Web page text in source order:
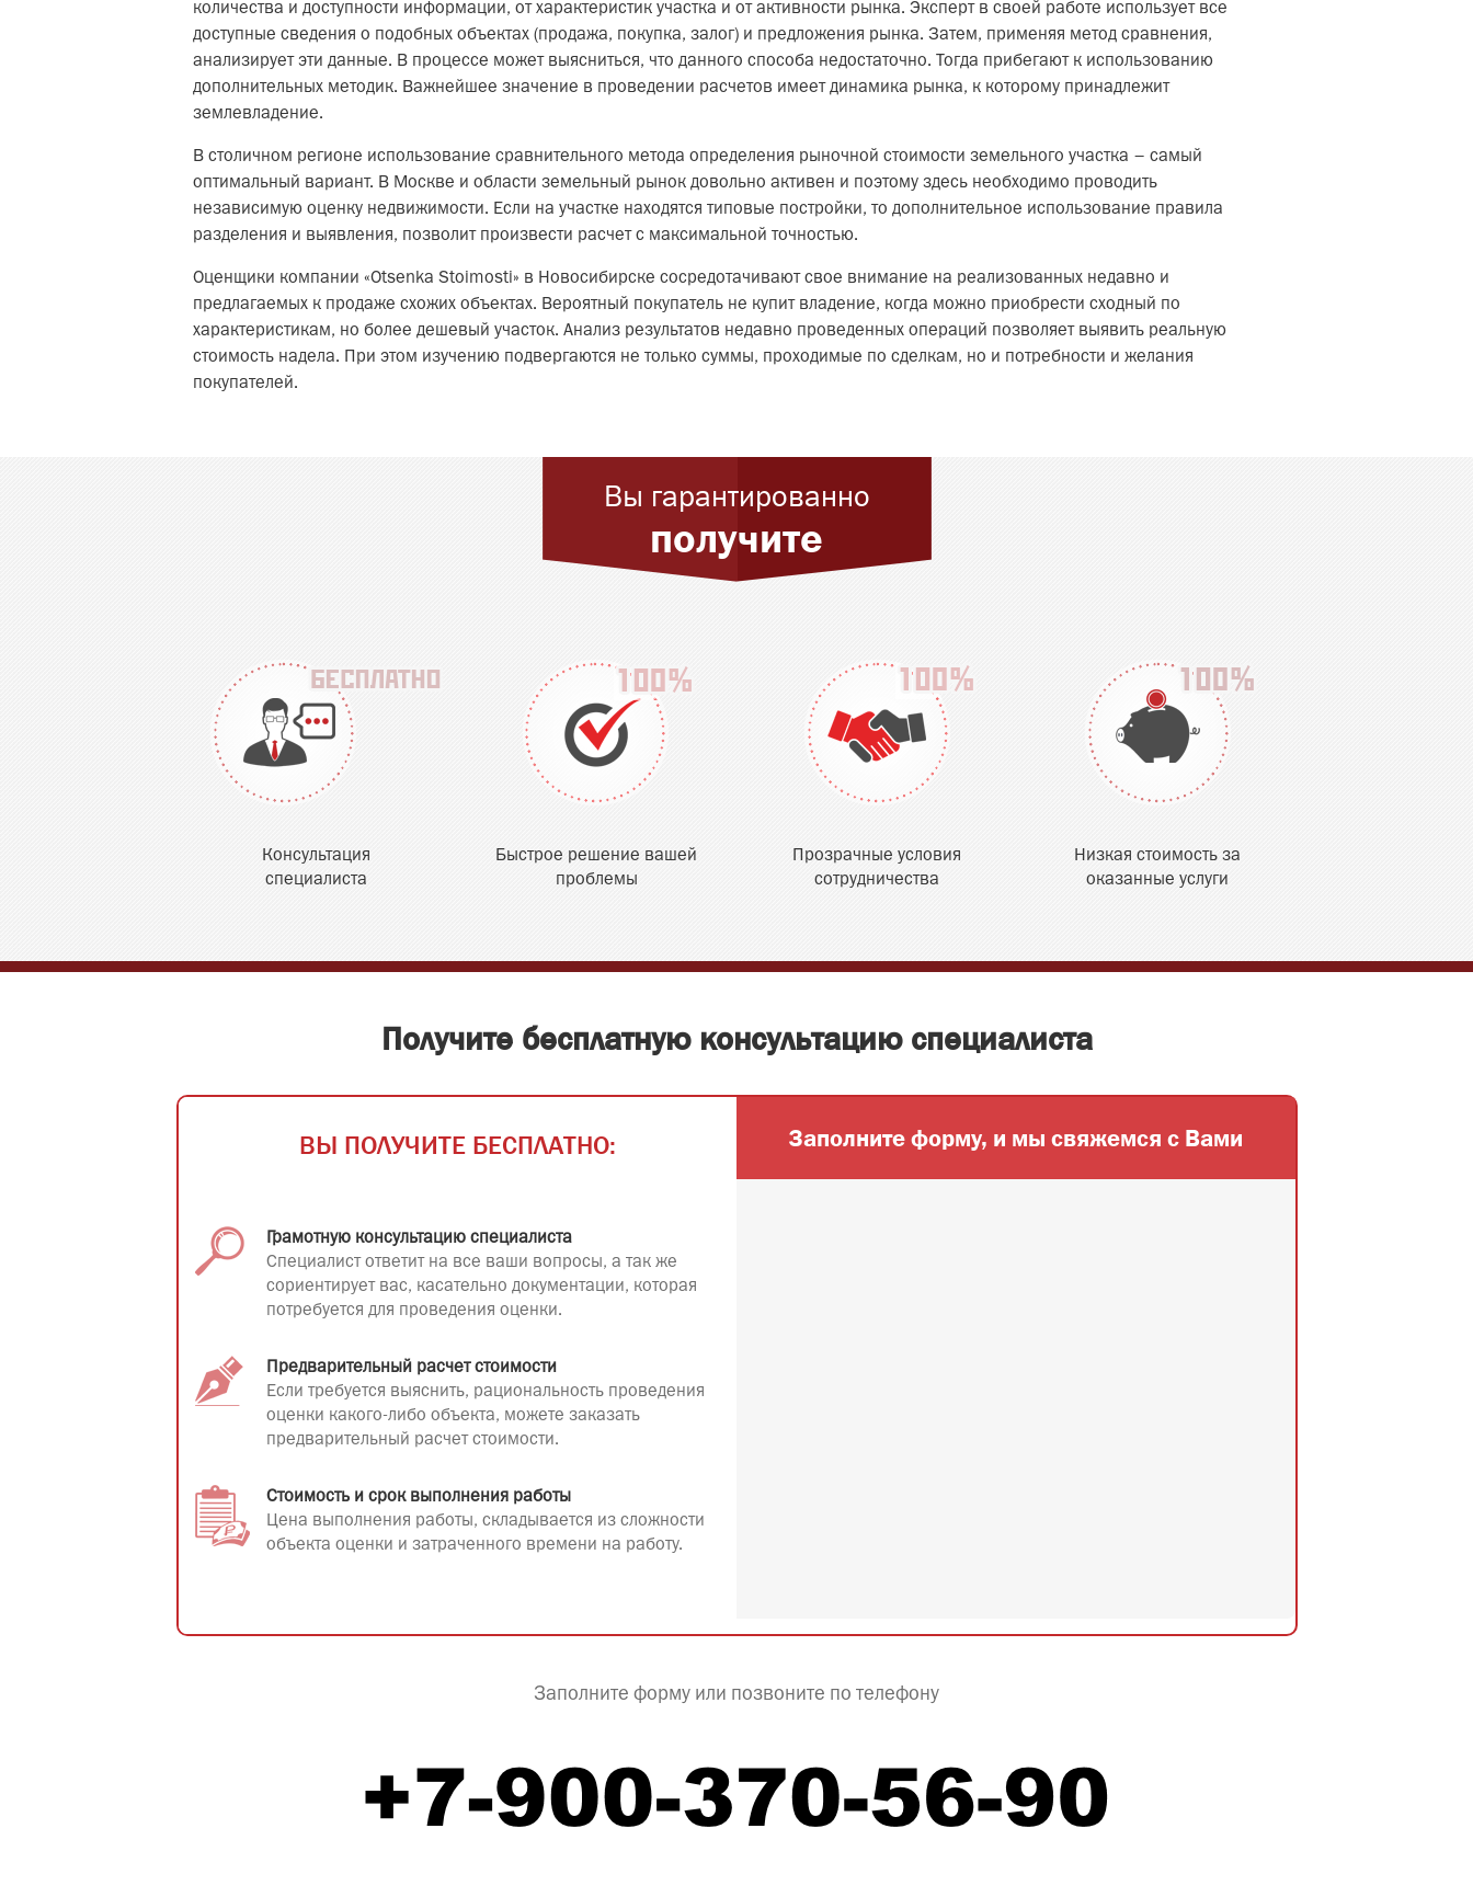
количества и доступности информации, от характеристик участка и от активности рынка. Эксперт в своей работе использует все
доступные сведения о подобных объектах (продажа, покупка, залог) и предложения рынка. Затем, применяя метод сравнения,
анализирует эти данные. В процессе может выясниться, что данного способа недостаточно. Тогда прибегают к использованию
дополнительных методик. Важнейшее значение в проведении расчетов имеет динамика рынка, к которому принадлежит
землевладение.
В столичном регионе использование сравнительного метода определения рыночной стоимости земельного участка – самый
оптимальный вариант. В Москве и области земельный рынок довольно активен и поэтому здесь необходимо проводить
независимую оценку недвижимости. Если на участке находятся типовые постройки, то дополнительное использование правила
разделения и выявления, позволит произвести расчет с максимальной точностью.
Оценщики компании «Otsenka Stoimosti» в Новосибирске сосредотачивают свое внимание на реализованных недавно и
предлагаемых к продаже схожих объектах. Вероятный покупатель не купит владение, когда можно приобрести сходный по
характеристикам, но более дешевый участок. Анализ результатов недавно проведенных операций позволяет выявить реальную
стоимость надела. При этом изучению подвергаются не только суммы, проходимые по сделкам, но и потребности и желания
покупателей.
Вы гарантированно
получите
Консультация
специалиста
Быстрое решение вашей
проблемы
Прозрачные условия
сотрудничества
Низкая стоимость за
оказанные услуги
Получите бесплатную консультацию специалиста
ВЫ ПОЛУЧИТЕ БЕСПЛАТНО:
Грамотную консультацию специалиста
Специалист ответит на все ваши вопросы, а так же
сориентирует вас, касательно документации, которая
потребуется для проведения оценки.
Предварительный расчет стоимости
Если требуется выяснить, рациональность проведения
оценки какого-либо объекта, можете заказать
предварительный расчет стоимости.
Стоимость и срок выполнения работы
Цена выполнения работы, складывается из сложности
объекта оценки и затраченного времени на работу.
Заполните форму, и мы свяжемся с Вами
Заполните форму или позвоните по телефону